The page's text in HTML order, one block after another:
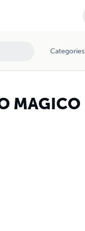
Categories
MAGICO